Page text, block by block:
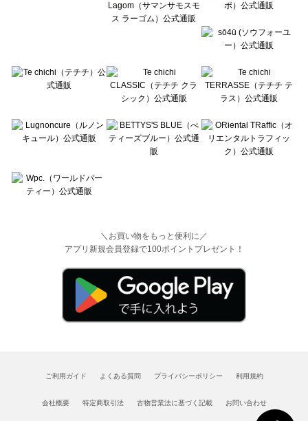
＼お買い物をもっと便利に／
アプリ新規会員登録で100ポイントプレゼント！
ご利用ガイド よくある質問 プライバシーポリシー 利用規約
会社概要 特定商取引法 古物営業法に基づく記載 お問い合わせ